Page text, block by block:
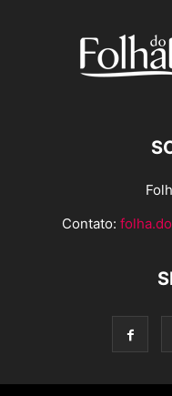
Contato: